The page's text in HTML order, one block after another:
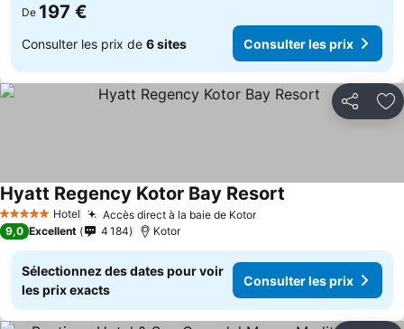
De 197 €
Consulter les prix de 6 sites Consulter les prix
Partager
5 Étoiles Hotel Accès direct à la baie de Kotor
Hyatt Regency Kotor Bay Resort
9,0 Excellent 4 184 Kotor
Sélectionnez des dates pour voir
les prix exacts
Consulter les prix